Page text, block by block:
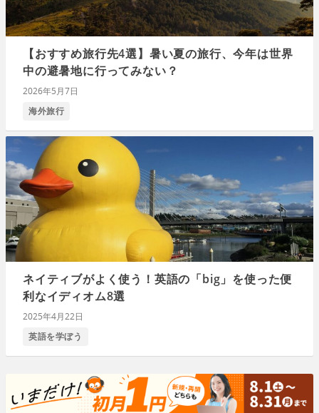
【おすすめ旅行先4選】暑い夏の旅行、今年は世界
中の避暑地に行ってみない？
2026年5月7日
海外旅行
ネイティブがよく使う！英語の「big」を使った便
利なイディオム8選
2025年4月22日
英語を学ぼう